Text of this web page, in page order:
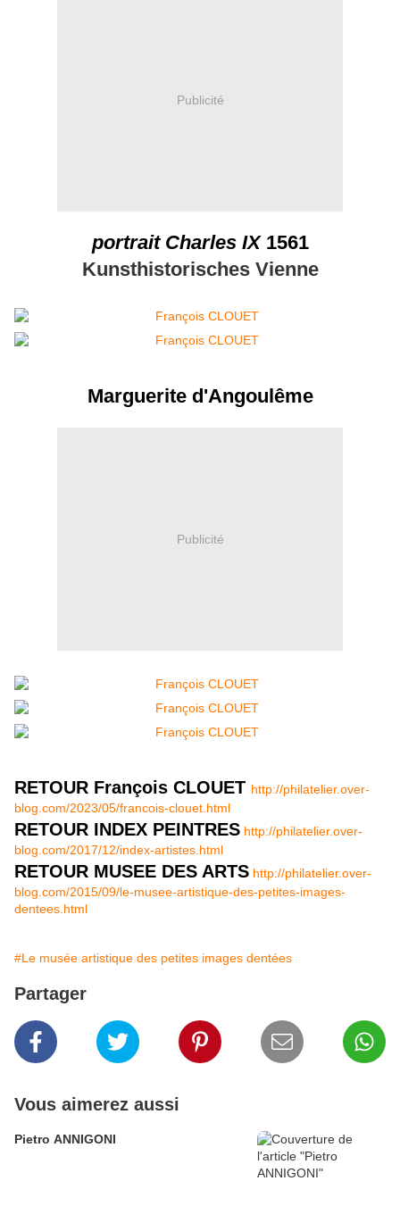
Publicité
portrait Charles IX1561
Kunsthistorisches Vienne
Marguerite d'Angoulême
Publicité
RETOUR François CLOUET http://philatelier.over-
blog.com/2023/05/francois-clouet.html
RETOUR INDEX PEINTRES http://philatelier.over-
blog.com/2017/12/index-artistes.html
RETOUR MUSEE DES ARTS http://philatelier.over-
blog.com/2015/09/le-musee-artistique-des-petites-images-
dentees.html
#Le musée artistique des petites images dentées
Partager
Vous aimerez aussi
Pietro ANNIGONI